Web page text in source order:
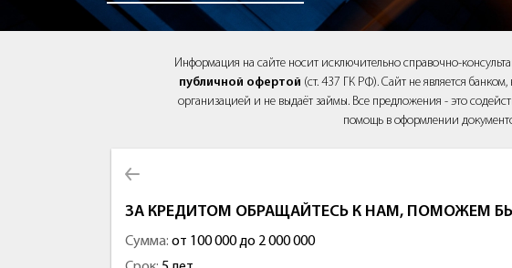
Информация на сайте носит исключительно справочно-
публичной офертой (ст. 437 ГК РФ). Сайт не является
организацией и не выдаёт займы. Все предложения - это
помощь в оформлении
ЗА КРЕДИТОМ ОБРАЩАЙТЕСЬ К НАМ, ПОМОЖЕМ
Сумма: от 100 000 до 2 000 000